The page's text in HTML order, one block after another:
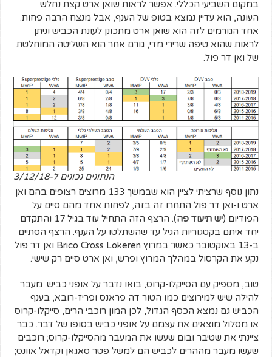
במקום השביעי הכללי. אפשר לראות שואן ארט קצת נחלש
העונה, הוא עדיין נמצא בטופ של הענף, אבל מנצח הרבה פחות.
אחד הגורמים לזה הוא שואן ארט מתכונן לעונת הכביש וניתן
לראות שהוא טיפה שרירי מדי, גורם אחר הוא השליטה המוחלטת
של ואן דר פול.
הנתונים נכונים ל-3/12/18
נתון נוסף שרציתי לציין הוא שבמשך 133 מרוצים רצופים בהם ואן
ארט ו-ואן דר פול התחרו זה בזה, לפחות אחד מהם סיים על
הפודיום (יש תיעוד פה
). הרצף הזה התחיל עוד בגיל 17 והתקדם
יחד איתם בקטגוריות הגיל עד שהשתלטו על הענף. הרצף הסתיים
ב-13 באוקטובר כאשר במרוץ Brico Cross Lokeren ואן דר פול
נקע את הקרסול במהלך המרוץ ופרש, ואן ארט סיים רק שישי.
טוב, מספיק עם הסייקלו-קרוס, בואו נדבר על אופני כביש. מעבר
להילה שיש למירוצים כמו הטור דה פראנס ופריז-רובא, בענף
הכביש גם נמצא הכסף הגדול, לכן המון רוכבי הרים, סייקלו-קרוס
או מסלול מוצאים את עצמם על אופני כביש בסופו של דבר. כבר
ציינתי את שטיבר ובום שעשו את המעבר מהסייקלו-קרוס; רוכבים
שעשו מעבר מההרים לכביש הם למשל פטר סאגאן וקדאל אוונס;